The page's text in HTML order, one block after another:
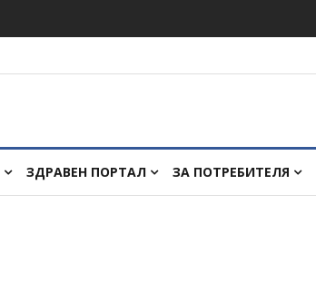
ЗДРАВЕН ПОРТАЛ ЗА ПОТРЕБИТЕЛЯ